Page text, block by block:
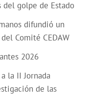
golpe de Estado
difundió un
Comité CEDAW
2026
la II Jornada
de las